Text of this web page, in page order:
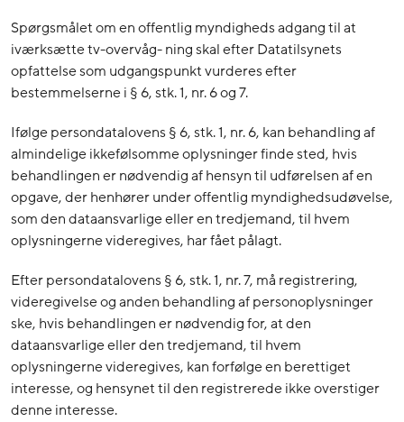
Spørgsmålet om en offentlig myndigheds adgang til at
iværksætte tv-overvåg- ning skal efter Datatilsynets
opfattelse som udgangspunkt vurderes efter
bestemmelserne i § 6, stk. 1, nr. 6 og 7.
Ifølge persondatalovens § 6, stk. 1, nr. 6, kan behandling af
almindelige ikkefølsomme oplysninger finde sted, hvis
behandlingen er nødvendig af hensyn til udførelsen af en
opgave, der henhører under offentlig myndighedsudøvelse,
som den dataansvarlige eller en tredjemand, til hvem
oplysningerne videregives, har fået pålagt.
Efter persondatalovens § 6, stk. 1, nr. 7, må registrering,
videregivelse og anden behandling af personoplysninger
ske, hvis behandlingen er nødvendig for, at den
dataansvarlige eller den tredjemand, til hvem
oplysningerne videregives, kan forfølge en berettiget
interesse, og hensynet til den registrerede ikke overstiger
denne interesse.